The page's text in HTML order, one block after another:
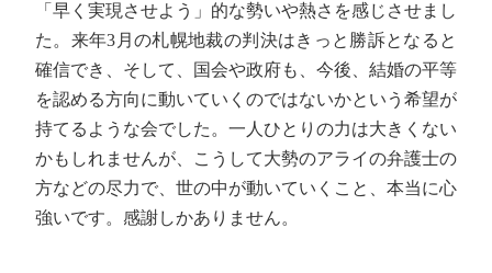
「早く実現させよう」的な勢いや熱さを感じさせまし
た。来年3月の札幌地裁の判決はきっと勝訴となると
確信でき、そして、国会や政府も、今後、結婚の平等
を認める方向に動いていくのではないかという希望が
持てるような会でした。一人ひとりの力は大きくない
かもしれませんが、こうして大勢のアライの弁護士の
方などの尽力で、世の中が動いていくこと、本当に心
強いです。感謝しかありません。